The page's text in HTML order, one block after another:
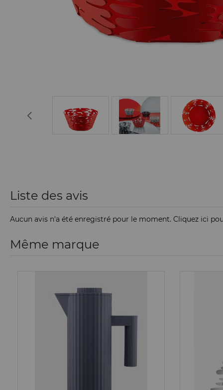
Liste des avis
Aucun avis n'a été enregistré pour le moment. Cliquez ici
Même marque